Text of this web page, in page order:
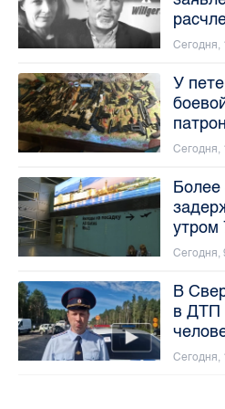
Сегодня,
У
Сегодня,
Более
утром
Сегодня,
В
в ДТП
Сегодня,